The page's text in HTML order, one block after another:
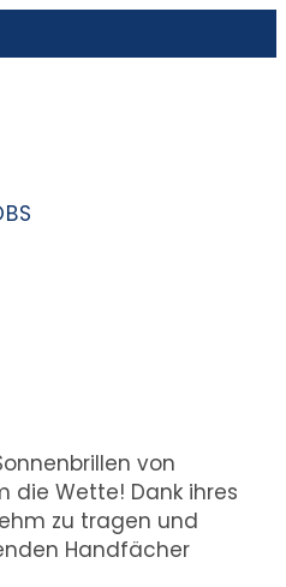
von
die Wette! Dank ihres
zu tragen und
Handfächer